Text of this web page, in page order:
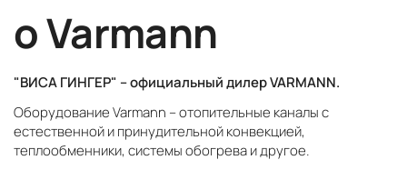
о Varmann
"ВИСА ГИНГЕР" – официальный дилер VARMANN.
Оборудование Varmann – отопительные каналы с
естественной и принудительной конвекцией,
теплообменники, системы обогрева и другое.